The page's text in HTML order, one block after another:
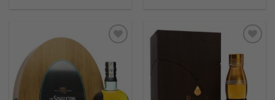
ADD TO
WISHLIST
ADD TO
WISHLIST